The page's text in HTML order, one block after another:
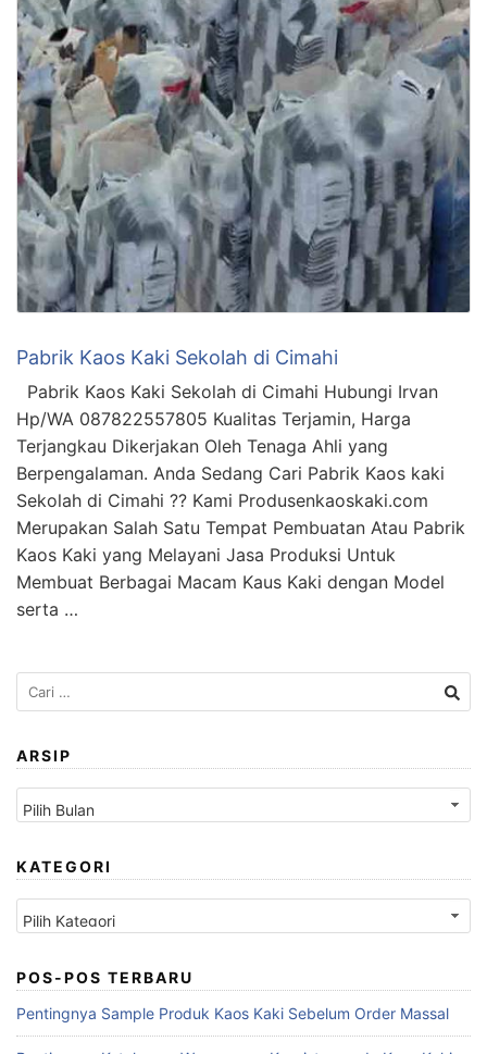
Pabrik Kaos Kaki Sekolah di Cimahi
Pabrik Kaos Kaki Sekolah di Cimahi Hubungi Irvan
Hp/WA 087822557805 Kualitas Terjamin, Harga
Terjangkau Dikerjakan Oleh Tenaga Ahli yang
Berpengalaman. Anda Sedang Cari Pabrik Kaos kaki
Sekolah di Cimahi ?? Kami Produsenkaoskaki.com
Merupakan Salah Satu Tempat Pembuatan Atau Pabrik
Kaos Kaki yang Melayani Jasa Produksi Untuk
Membuat Berbagai Macam Kaus Kaki dengan Model
serta …
Cari
untuk:
ARSIP
Arsip
KATEGORI
Kategori
POS-POS TERBARU
Pentingnya Sample Produk Kaos Kaki Sebelum Order Massal